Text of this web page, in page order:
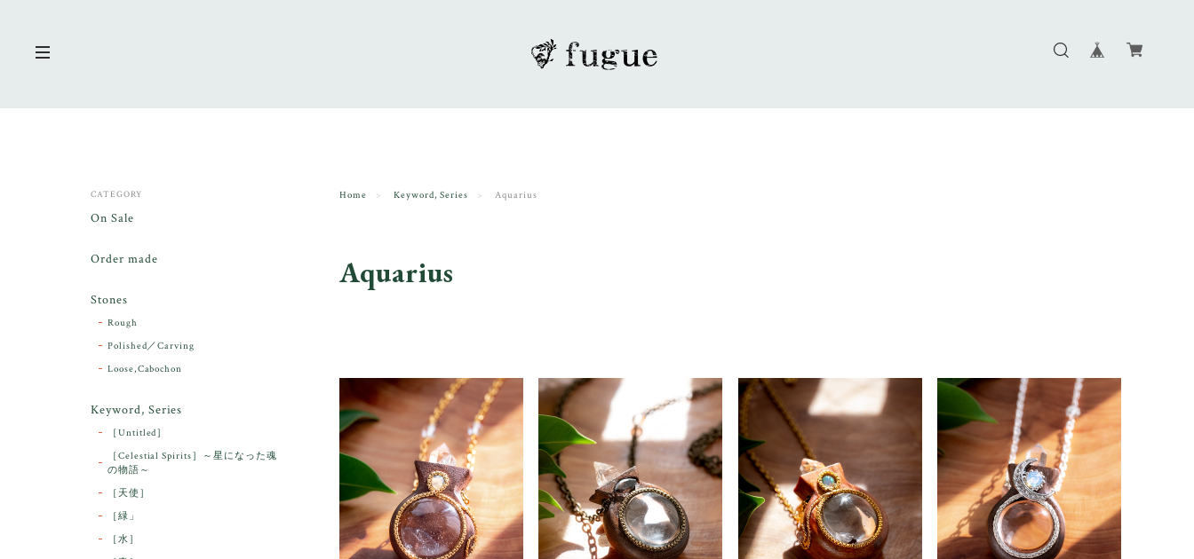
Home Keyword, Series Aquarius
Aquarius
CATEGORY
On Sale
Order made
Stones
Rough
Polished／Carving
Loose,Cabochon
Keyword, Series
［Untitled］
［Celestial Spirits］～星になった魂
の物語～
［天使］
［緑」
［水］